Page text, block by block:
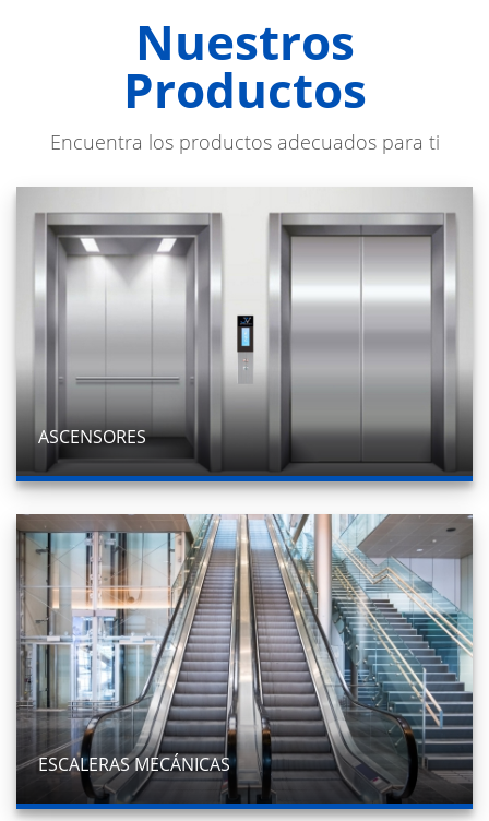
Nuestros
Productos
Encuentra los productos adecuados para ti
ASCENSORES
ESCALERAS MECÁNICAS